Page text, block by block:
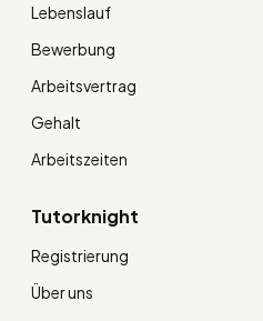
Lebenslauf
Bewerbung
Arbeitsvertrag
Gehalt
Arbeitszeiten
Tutorknight
Registrierung
Über uns